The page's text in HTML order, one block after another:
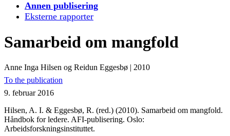
Annen publisering
Eksterne rapporter
Samarbeid om mangfold
Anne Inga Hilsen og Reidun Eggesbø | 2010
To the publication
9. februar 2016
Hilsen, A. I. & Eggesbø, R. (red.) (2010). Samarbeid om mangfold.
Håndbok for ledere. AFI-publisering. Oslo:
Arbeidsforskningsinstituttet.